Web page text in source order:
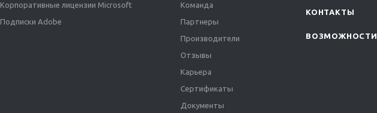
Корпоративные лицензии Microsoft
Подписки Adobe
Команда
Партнеры
Производители
Отзывы
Карьера
Сертификаты
Документы
КОНТАКТЫ
ВОЗМОЖНОСТИ